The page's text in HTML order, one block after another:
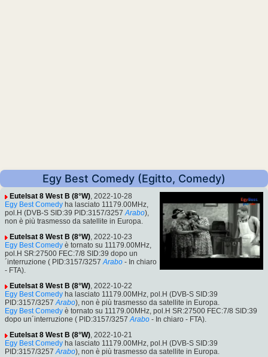
Egy Best Comedy (Egitto, Comedy)
Eutelsat 8 West B (8°W), 2022-10-28
Egy Best Comedy ha lasciato 11179.00MHz,
pol.H (DVB-S SID:39 PID:3157/3257 Arabo),
non è più trasmesso da satellite in Europa.
Eutelsat 8 West B (8°W), 2022-10-23
Egy Best Comedy è tornato su 11179.00MHz,
pol.H SR:27500 FEC:7/8 SID:39 dopo un
´interruzione ( PID:3157/3257 Arabo - In chiaro
- FTA).
Eutelsat 8 West B (8°W), 2022-10-22
Egy Best Comedy ha lasciato 11179.00MHz, pol.H (DVB-S SID:39
PID:3157/3257 Arabo), non è più trasmesso da satellite in Europa.
Egy Best Comedy è tornato su 11179.00MHz, pol.H SR:27500 FEC:7/8 SID:39
dopo un´interruzione ( PID:3157/3257 Arabo - In chiaro - FTA).
Eutelsat 8 West B (8°W), 2022-10-21
Egy Best Comedy ha lasciato 11179.00MHz, pol.H (DVB-S SID:39
PID:3157/3257 Arabo), non è più trasmesso da satellite in Europa.